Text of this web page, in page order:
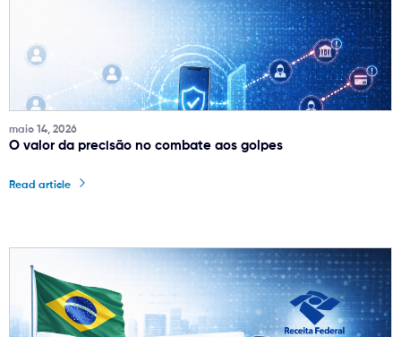
maio 14, 2026
O valor da precisão no combate aos golpes
Read article